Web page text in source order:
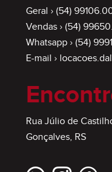
Geral › (54)
Vendas › (54)
Whatsapp › (54)
E-mail ›
Rua Júlio de
Gonçalves, RS